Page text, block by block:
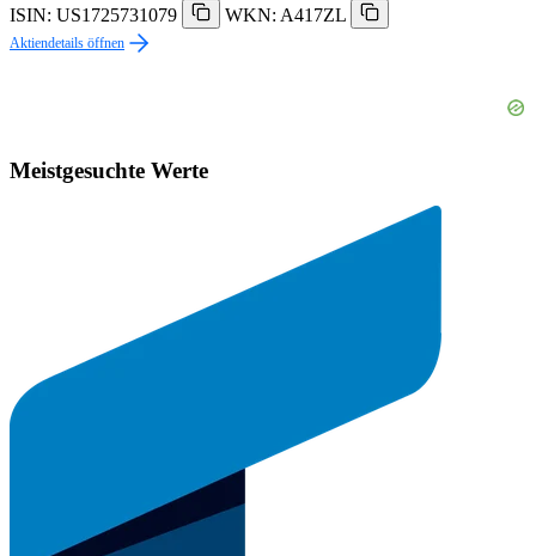
ISIN: US1725731079
WKN: A417ZL
Aktiendetails öffnen
Meistgesuchte Werte